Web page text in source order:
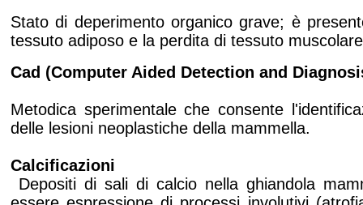
Stato di deperimento organico grave; è
tessuto adiposo e la perdita di tessuto
Cad (Computer Aided Detection and
Metodica sperimentale che consente
delle lesioni neoplastiche della mammella.
Calcificazioni
Depositi di sali di calcio nella ghiandola